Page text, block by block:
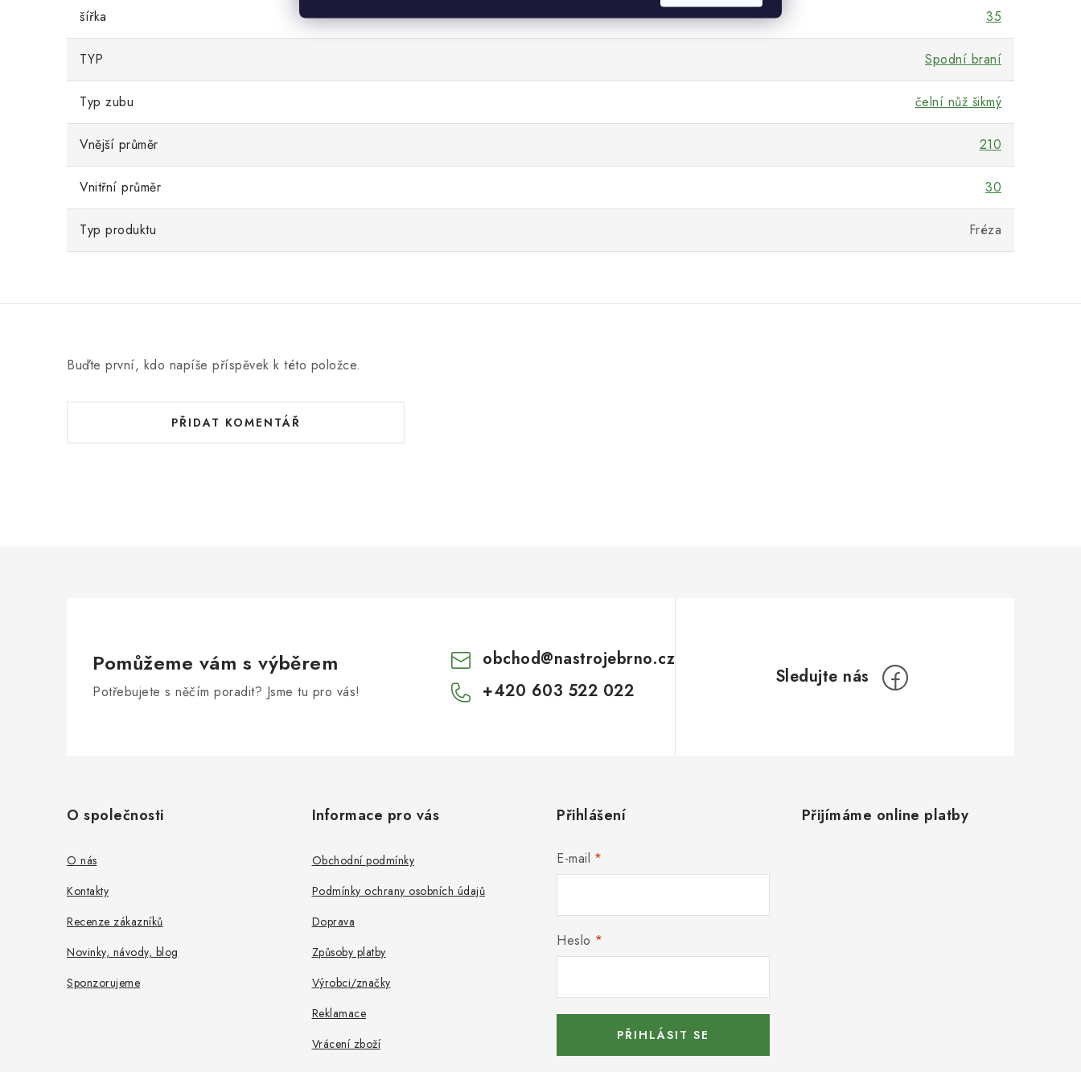
šířka 35
TYP Spodní braní
Typ zubu čelní nůž šikmý
Vnější průměr 210
Vnitřní průměr 30
Typ produktu Fréza
Buďte první, kdo napíše příspěvek k této položce.
PŘIDAT KOMENTÁŘ
Pomůžeme vám s výběrem
Potřebujete s něčím poradit? Jsme tu pro vás!
obchod@nastrojebrno.cz
+420 603 522 022
O společnosti
O nás
Kontakty
Recenze zákazníků
Novinky, návody, blog
Sponzorujeme
Informace pro vás
Obchodní podmínky
Podmínky ochrany osobních údajů
Doprava
Způsoby platby
Výrobci/značky
Reklamace
Vrácení zboží
Přihlášení
E-mail
Heslo
PŘIHLÁSIT SE
Přijímáme online platby